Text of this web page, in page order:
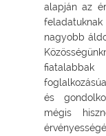
alapján az
nagyobb
és
mégis